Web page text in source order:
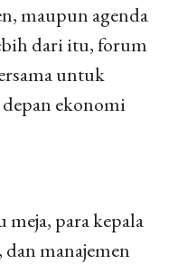
maupun agenda
dari itu, forum
untuk
ekonomi
para kepala
dan manajemen